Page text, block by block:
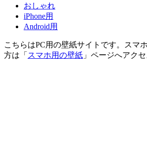
おしゃれ
iPhone用
Android用
こちらはPC用の壁紙サイトです。スマ
方は「 スマホ用の壁紙 」ページへアク